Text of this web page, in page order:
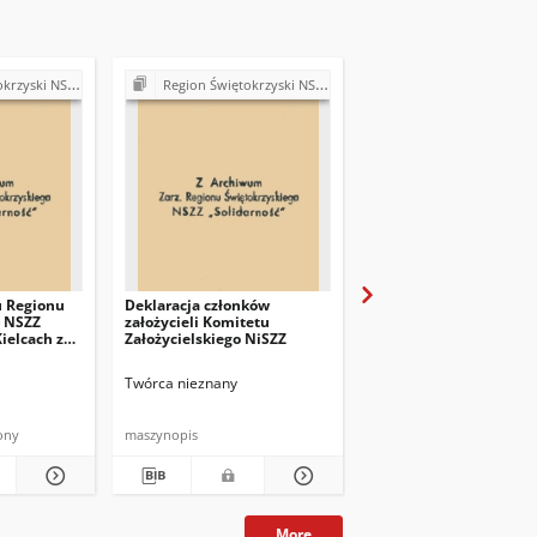
Delegatura Starachowice
Regionu
z
Region Świętokrzyski NSZZ "Solidarność". Delegatura Starachowice
Deklaracja członków
założycieli Komitetu
Założycielskiego NiSZZ
Twórca nieznany
maszynopis